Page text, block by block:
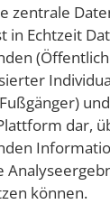
zentrale
in Echtzeit
dar,
können.